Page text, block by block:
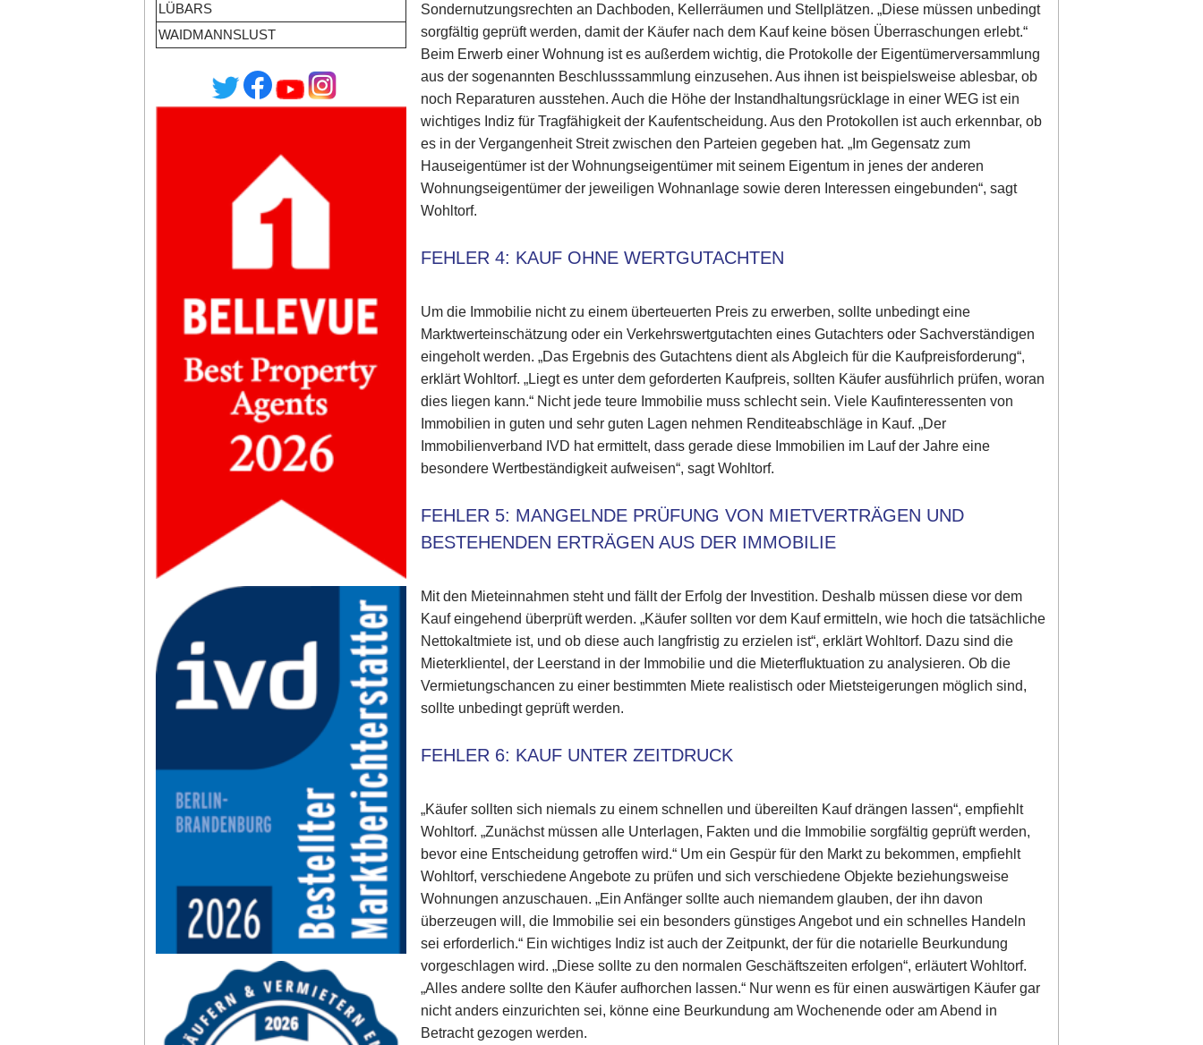
LÜBARS
WAIDMANNSLUST
Sondernutzungsrechten an Dachboden, Kellerräumen und Stellplätzen. „Diese müssen unbedingt
sorgfältig geprüft werden, damit der Käufer nach dem Kauf keine bösen Überraschungen erlebt.“
Beim Erwerb einer Wohnung ist es außerdem wichtig, die Protokolle der Eigentümerversammlung
aus der sogenannten Beschlusssammlung einzusehen. Aus ihnen ist beispielsweise ablesbar, ob
noch Reparaturen ausstehen. Auch die Höhe der Instandhaltungsrücklage in einer WEG ist ein
wichtiges Indiz für Tragfähigkeit der Kaufentscheidung. Aus den Protokollen ist auch erkennbar, ob
es in der Vergangenheit Streit zwischen den Parteien gegeben hat. „Im Gegensatz zum
Hauseigentümer ist der Wohnungseigentümer mit seinem Eigentum in jenes der anderen
Wohnungseigentümer der jeweiligen Wohnanlage sowie deren Interessen eingebunden“, sagt
Wohltorf.
FEHLER 4: KAUF OHNE WERTGUTACHTEN
Um die Immobilie nicht zu einem überteuerten Preis zu erwerben, sollte unbedingt eine
Marktwerteinschätzung oder ein Verkehrswertgutachten eines Gutachters oder Sachverständigen
eingeholt werden. „Das Ergebnis des Gutachtens dient als Abgleich für die Kaufpreisforderung“,
erklärt Wohltorf. „Liegt es unter dem geforderten Kaufpreis, sollten Käufer ausführlich prüfen, woran
dies liegen kann.“ Nicht jede teure Immobilie muss schlecht sein. Viele Kaufinteressenten von
Immobilien in guten und sehr guten Lagen nehmen Renditeabschläge in Kauf. „Der
Immobilienverband IVD hat ermittelt, dass gerade diese Immobilien im Lauf der Jahre eine
besondere Wertbeständigkeit aufweisen“, sagt Wohltorf.
FEHLER 5: MANGELNDE PRÜFUNG VON MIETVERTRÄGEN UND
BESTEHENDEN ERTRÄGEN AUS DER IMMOBILIE
Mit den Mieteinnahmen steht und fällt der Erfolg der Investition. Deshalb müssen diese vor dem
Kauf eingehend überprüft werden. „Käufer sollten vor dem Kauf ermitteln, wie hoch die tatsächliche
Nettokaltmiete ist, und ob diese auch langfristig zu erzielen ist“, erklärt Wohltorf. Dazu sind die
Mieterklientel, der Leerstand in der Immobilie und die Mieterfluktuation zu analysieren. Ob die
Vermietungschancen zu einer bestimmten Miete realistisch oder Mietsteigerungen möglich sind,
sollte unbedingt geprüft werden.
FEHLER 6: KAUF UNTER ZEITDRUCK
„Käufer sollten sich niemals zu einem schnellen und übereilten Kauf drängen lassen“, empfiehlt
Wohltorf. „Zunächst müssen alle Unterlagen, Fakten und die Immobilie sorgfältig geprüft werden,
bevor eine Entscheidung getroffen wird.“ Um ein Gespür für den Markt zu bekommen, empfiehlt
Wohltorf, verschiedene Angebote zu prüfen und sich verschiedene Objekte beziehungsweise
Wohnungen anzuschauen. „Ein Anfänger sollte auch niemandem glauben, der ihn davon
überzeugen will, die Immobilie sei ein besonders günstiges Angebot und ein schnelles Handeln
sei erforderlich.“ Ein wichtiges Indiz ist auch der Zeitpunkt, der für die notarielle Beurkundung
vorgeschlagen wird. „Diese sollte zu den normalen Geschäftszeiten erfolgen“, erläutert Wohltorf.
„Alles andere sollte den Käufer aufhorchen lassen.“ Nur wenn es für einen auswärtigen Käufer gar
nicht anders einzurichten sei, könne eine Beurkundung am Wochenende oder am Abend in
Betracht gezogen werden.